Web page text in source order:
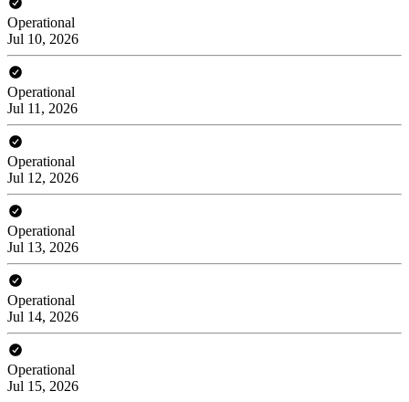
Operational
Jul 10, 2026
Operational
Jul 11, 2026
Operational
Jul 12, 2026
Operational
Jul 13, 2026
Operational
Jul 14, 2026
Operational
Jul 15, 2026